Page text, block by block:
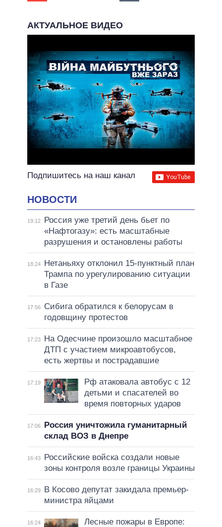
АКТУАЛЬНОЕ ВИДЕО
Подпишитесь на наш канал
НОВОСТИ
19:12
Россия уже третий день бьет по
«Нафтогазу»: есть масштабные
разрушения и остановлены работы
18:24
Нетаньяху отклонил 15-пунктный план
Трампа по урегулированию ситуации
в Газе
17:56
Сибига обратился к белорусам в
годовщину протестов
17:23
На Одесчине произошло масштабное
ДТП с участием микроавтобусов,
есть жертвы и пострадавшие
17:19
Рф атаковала автобус с 12
детьми и спасателей во
время повторных ударов
17:06
Россия уничтожила гуманитарный
склад ВОЗ в Днепре
16:43
Российские войска создали новые
зоны контроля возле границы Украины
16:29
В Косово депутат закидала премьер-
министра яйцами
16:24
Лесные пожары в Европе: